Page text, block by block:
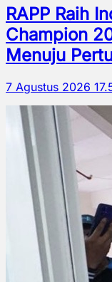
RAPP Raih
Champion
Menuju
7 Agustus 2026